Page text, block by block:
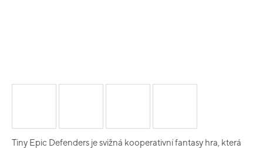
Tiny Epic Defenders je svižná kooperativní fantasy hra, která